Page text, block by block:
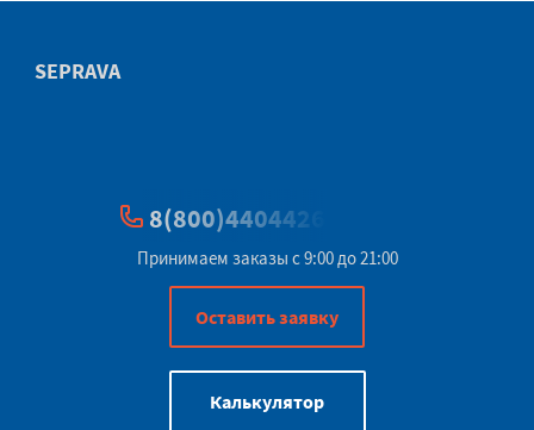
SEPRAVA
8(800)4404426
Принимаем заказы с 9:00 до 21:00
Оставить заявку
Калькулятор